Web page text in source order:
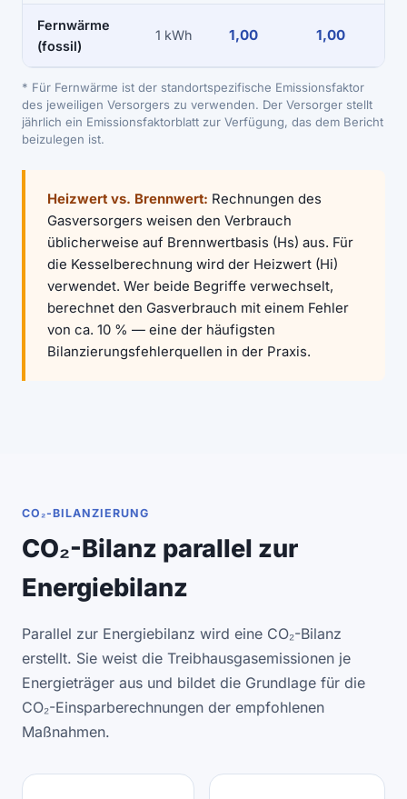
Fernwärme
(fossil)
1 kWh 1,00 1,00
* Für Fernwärme ist der standortspezifische Emissionsfaktor
des jeweiligen Versorgers zu verwenden. Der Versorger stellt
jährlich ein Emissionsfaktorblatt zur Verfügung, das dem Bericht
beizulegen ist.
Heizwert vs. Brennwert: Rechnungen des
Gasversorgers weisen den Verbrauch
üblicherweise auf Brennwertbasis (Hs) aus. Für
die Kesselberechnung wird der Heizwert (Hi)
verwendet. Wer beide Begriffe verwechselt,
berechnet den Gasverbrauch mit einem Fehler
von ca. 10 % — eine der häufigsten
Bilanzierungsfehlerquellen in der Praxis.
CO₂-BILANZIERUNG
CO₂-Bilanz parallel zur
Energiebilanz
Parallel zur Energiebilanz wird eine CO₂-Bilanz
erstellt. Sie weist die Treibhausgasemissionen je
Energieträger aus und bildet die Grundlage für die
CO₂-Einsparberechnungen der empfohlenen
Maßnahmen.